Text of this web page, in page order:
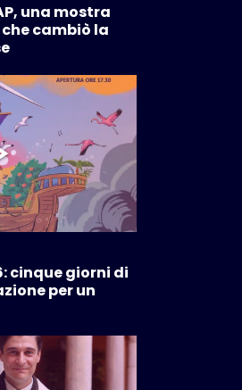
una mostra
cambiò la
cinque giorni di
per un